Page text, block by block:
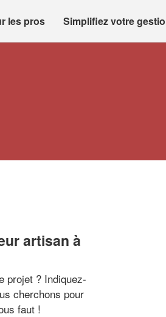
les pros Simplifiez votre
artisan à
projet ? Indiquez-
cherchons pour
faut !